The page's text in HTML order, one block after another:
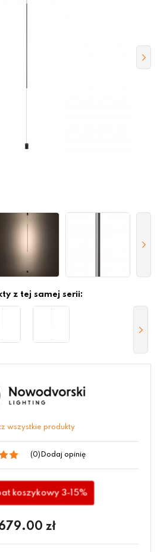
z tej samej serii:
wszystkie produkty
(0) Dodaj opinię
koszykowy 3-15%
zł